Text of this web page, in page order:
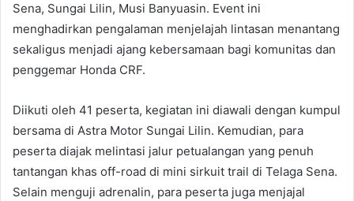
Sena, Sungai Lilin, Musi Banyuasin. Event ini
menghadirkan pengalaman menjelajah lintasan menantang
sekaligus menjadi ajang kebersamaan bagi komunitas dan
penggemar Honda CRF.
Diikuti oleh 41 peserta, kegiatan ini diawali dengan kumpul
bersama di Astra Motor Sungai Lilin. Kemudian, para
peserta diajak melintasi jalur petualangan yang penuh
tantangan khas off-road di mini sirkuit trail di Telaga Sena.
Selain menguji adrenalin, para peserta juga menjajal